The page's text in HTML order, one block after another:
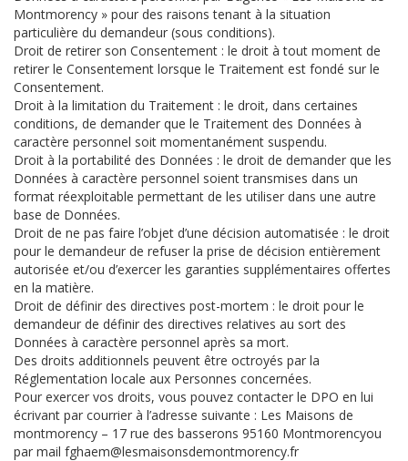
Montmorency » pour des raisons tenant à la situation
particulière du demandeur (sous conditions).
Droit de retirer son Consentement : le droit à tout moment de
retirer le Consentement lorsque le Traitement est fondé sur le
Consentement.
Droit à la limitation du Traitement : le droit, dans certaines
conditions, de demander que le Traitement des Données à
caractère personnel soit momentanément suspendu.
Droit à la portabilité des Données : le droit de demander que les
Données à caractère personnel soient transmises dans un
format réexploitable permettant de les utiliser dans une autre
base de Données.
Droit de ne pas faire l’objet d’une décision automatisée : le droit
pour le demandeur de refuser la prise de décision entièrement
autorisée et/ou d’exercer les garanties supplémentaires offertes
en la matière.
Droit de définir des directives post-mortem : le droit pour le
demandeur de définir des directives relatives au sort des
Données à caractère personnel après sa mort.
Des droits additionnels peuvent être octroyés par la
Réglementation locale aux Personnes concernées.
Pour exercer vos droits, vous pouvez contacter le DPO en lui
écrivant par courrier à l’adresse suivante : Les Maisons de
montmorency – 17 rue des basserons 95160 Montmorencyou
par mail fghaem@lesmaisonsdemontmorency.fr